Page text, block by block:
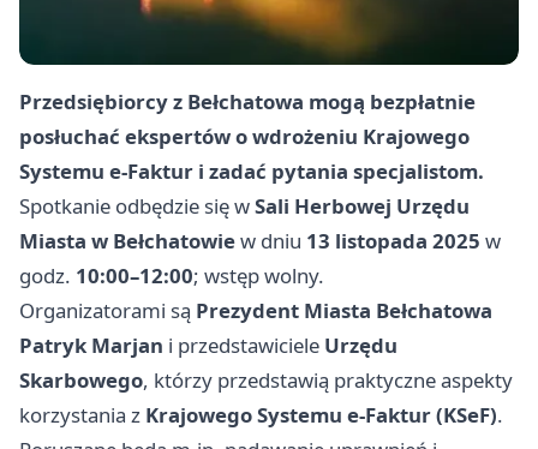
Przedsiębiorcy z Bełchatowa mogą bezpłatnie
posłuchać ekspertów o wdrożeniu Krajowego
Systemu e‑Faktur i zadać pytania specjalistom.
Spotkanie odbędzie się wSali Herbowej Urzędu
Miasta w Bełchatowiew dniu 13 listopada 2025 w
godz. 10:00–12:00; wstęp wolny.
Organizatorami są Prezydent Miasta Bełchatowa
Patryk Marjan i przedstawiciele Urzędu
Skarbowego, którzy przedstawią praktyczne aspekty
korzystania z Krajowego Systemu e‑Faktur (KSeF).